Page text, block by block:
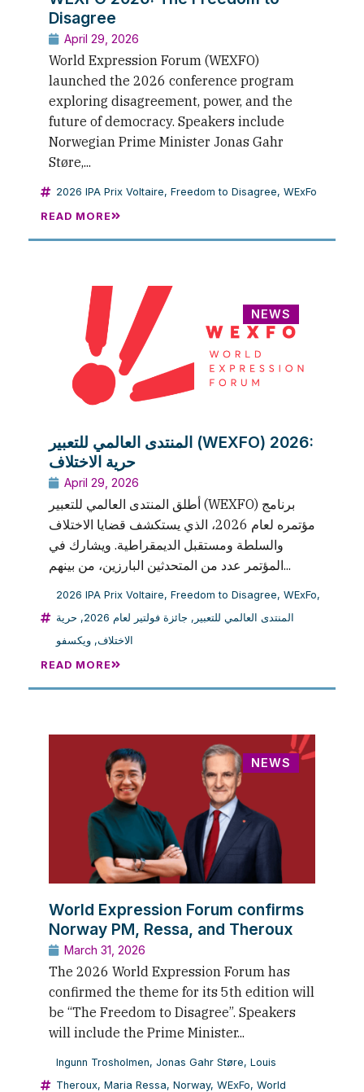
Disagree
April 29, 2026
World Expression Forum (WEXFO)
launched the 2026 conference program
exploring disagreement, power, and the
future of democracy. Speakers include
Norwegian Prime Minister Jonas Gahr
Støre,...
2026 IPA Prix Voltaire, Freedom to Disagree, WExFo
READ MORE
NEWS
المنتدى العالمي للتعبير (WEXFO) 2026:
حرية الاختلاف
April 29, 2026
أطلق المنتدى العالمي للتعبير (WEXFO) برنامج
مؤتمره لعام 2026، الذي يستكشف قضايا الاختلاف
والسلطة ومستقبل الديمقراطية. ويشارك في
المؤتمر عدد من المتحدثين البارزين، من بينهم...
2026 IPA Prix Voltaire, Freedom to Disagree, WExFo,
المنتدى العالمي للتعبير , جائزة فولتير لعام 2026 , حرية
الاختلاف, ويكسفو
READ MORE
NEWS
World Expression Forum confirms
Norway PM, Ressa, and Theroux
March 31, 2026
The 2026 World Expression Forum has
confirmed the theme for its 5th edition will
be “The Freedom to Disagree”. Speakers
will include the Prime Minister...
Ingunn Trosholmen, Jonas Gahr Støre, Louis
Theroux, Maria Ressa, Norway, WExFo, World